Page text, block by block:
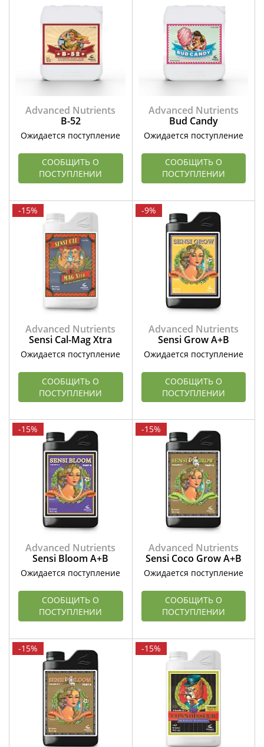
Advanced Nutrients
B-52
Ожидается поступление
СООБЩИТЬ О
ПОСТУПЛЕНИИ
Advanced Nutrients
Bud Candy
Ожидается поступление
СООБЩИТЬ О
ПОСТУПЛЕНИИ
-15%
Advanced Nutrients
Sensi Cal-Mag Xtra
Ожидается поступление
СООБЩИТЬ О
ПОСТУПЛЕНИИ
-9%
Advanced Nutrients
Sensi Grow А+В
Ожидается поступление
СООБЩИТЬ О
ПОСТУПЛЕНИИ
-15%
Advanced Nutrients
Sensi Bloom А+В
Ожидается поступление
СООБЩИТЬ О
ПОСТУПЛЕНИИ
-15%
Advanced Nutrients
Sensi Coco Grow А+В
Ожидается поступление
СООБЩИТЬ О
ПОСТУПЛЕНИИ
-15% -15%